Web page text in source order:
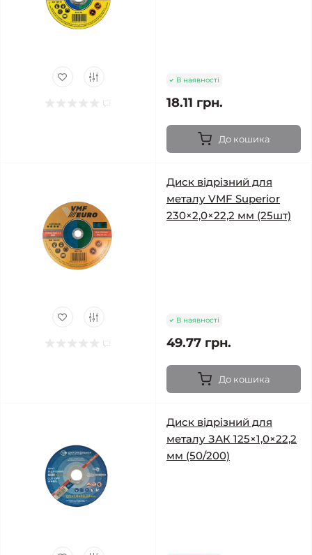
В наявності
18.11 грн.
До кошика
Диск відрізний для
металу VMF Superior
230×2,0×22,2 мм (25шт)
В наявності
49.77 грн.
До кошика
Диск відрізний для
металу ЗАК 125×1,0×22,2
мм (50/200)